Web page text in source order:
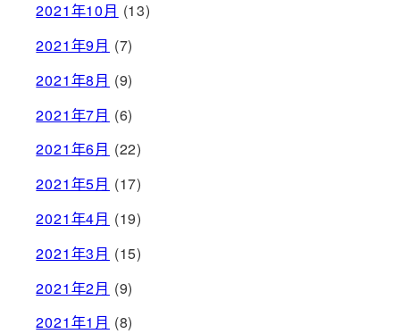
2021年10月 (13)
2021年9月 (7)
2021年8月 (9)
2021年7月 (6)
2021年6月 (22)
2021年5月 (17)
2021年4月 (19)
2021年3月 (15)
2021年2月 (9)
2021年1月 (8)